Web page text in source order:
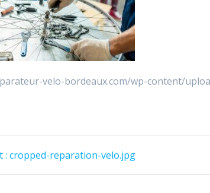
velo-bordeaux.com/wp-content/
: Article
cropped-reparation-velo.jpg